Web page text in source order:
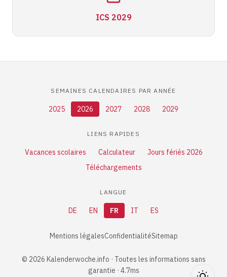
ICS 2029
SEMAINES CALENDAIRES PAR ANNÉE
2025 2026 2027 2028 2029
LIENS RAPIDES
Vacances scolaires Calculateur
Jours fériés 2026
Téléchargements
LANGUE
DE EN FR IT ES
Mentions légalesConfidentialitéSitemap
© 2026 Kalenderwoche.info · Toutes les informations sans
garantie · 4.7ms